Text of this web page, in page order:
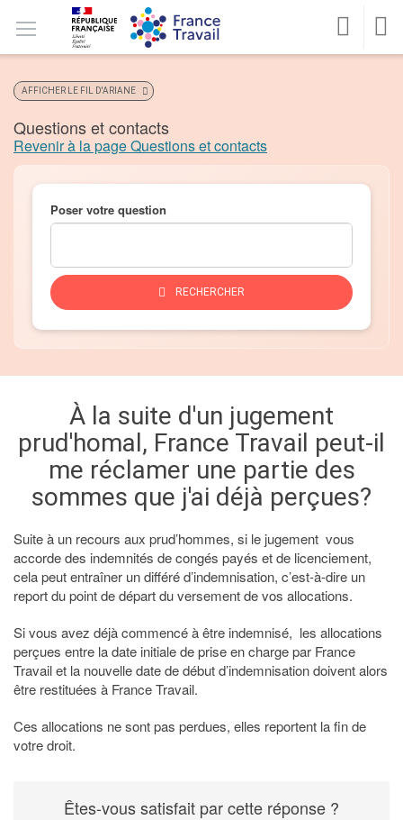
menu
contenu
principal
pied
de
Version
malvoyants
contrastée
MENU
AFFICHER LE FIL D'ARIANE
Questions et contacts
Revenir à la page Questions et contacts
Poser votre question
RECHERCHER
VOTRE
À la suite d'un jugement
prud'homal, France Travail peut-il
me réclamer une partie des
sommes que j'ai déjà perçues?
Suite à un recours aux prud’hommes, si le jugement vous
accorde des indemnités de congés payés et de licenciement,
cela peut entraîner un différé d’indemnisation, c’est-à-dire un
report du point de départ du versement de vos allocations.
Si vous avez déjà commencé à être indemnisé, les allocations
perçues entre la date initiale de prise en charge par France
Travail et la nouvelle date de début d’indemnisation doivent alors
être restituées à France Travail.
Ces allocations ne sont pas perdues, elles reportent la fin de
votre droit.
Êtes-vous satisfait par cette réponse ?